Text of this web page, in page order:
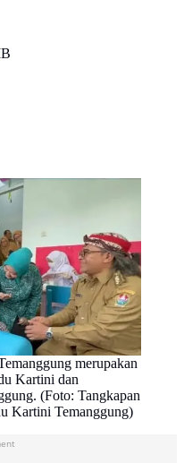
merupakan
Kartini dan
(Foto: Tangkapan
Kartini Temanggung)